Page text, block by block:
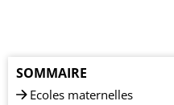
SOMMAIRE
Ecoles maternelles